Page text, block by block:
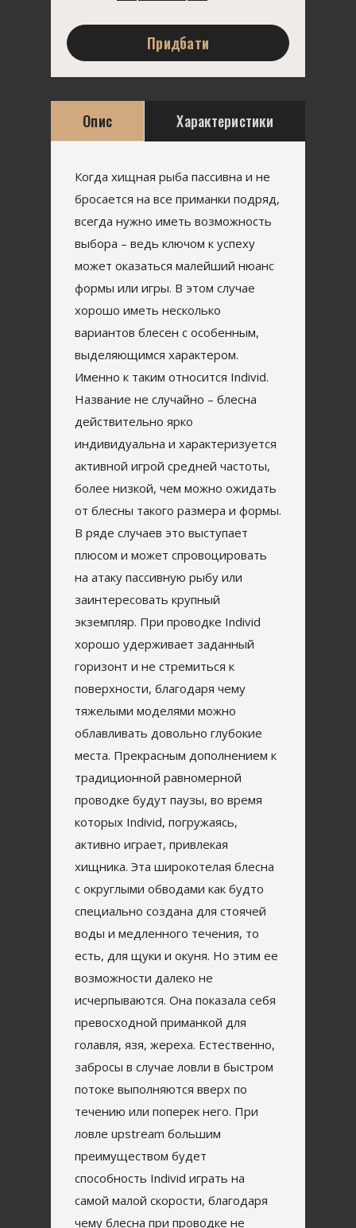
Придбати
Опис Характеристики
Когда хищная рыба пассивна и не
бросается на все приманки подряд,
всегда нужно иметь возможность
выбора – ведь ключом к успеху
может оказаться малейший нюанс
формы или игры. В этом случае
хорошо иметь несколько
вариантов блесен с особенным,
выделяющимся характером.
Именно к таким относится Individ.
Название не случайно – блесна
действительно ярко
индивидуальна и характеризуется
активной игрой средней частоты,
более низкой, чем можно ожидать
от блесны такого размера и формы.
В ряде случаев это выступает
плюсом и может спровоцировать
на атаку пассивную рыбу или
заинтересовать крупный
экземпляр. При проводке Individ
хорошо удерживает заданный
горизонт и не стремиться к
поверхности, благодаря чему
тяжелыми моделями можно
облавливать довольно глубокие
места. Прекрасным дополнением к
традиционной равномерной
проводке будут паузы, во время
которых Individ, погружаясь,
активно играет, привлекая
хищника. Эта широкотелая блесна
с округлыми обводами как будто
специально создана для стоячей
воды и медленного течения, то
есть, для щуки и окуня. Но этим ее
возможности далеко не
исчерпываются. Она показала себя
превосходной приманкой для
голавля, язя, жереха. Естественно,
забросы в случае ловли в быстром
потоке выполняются вверх по
течению или поперек него. При
ловле upstream большим
преимуществом будет
способность Individ играть на
самой малой скорости, благодаря
чему блесна при проводке не